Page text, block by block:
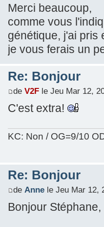
Merci beaucoup,
comme vous
génétique, j'ai pris
je vous ferais un
Re: Bonjour
de V2Fle Jeu Mar 12,
C'est extra!
KC: Non / OG=9/10
Re: Bonjour
de Annele Jeu Mar 12,
Bonjour Stéphane,